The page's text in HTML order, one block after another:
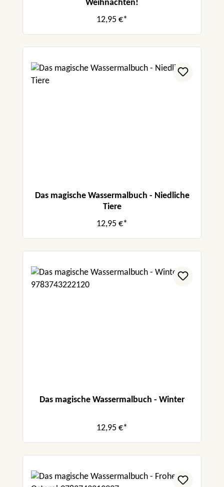
Weihnachten!
12,95 €*
Das magische Wassermalbuch - Niedliche
Tiere
12,95 €*
Das magische Wassermalbuch - Winter
12,95 €*